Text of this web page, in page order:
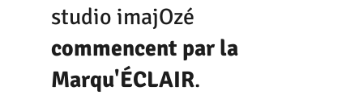
studio imajOzé
commencent par la
Marqu'ÉCLAIR.